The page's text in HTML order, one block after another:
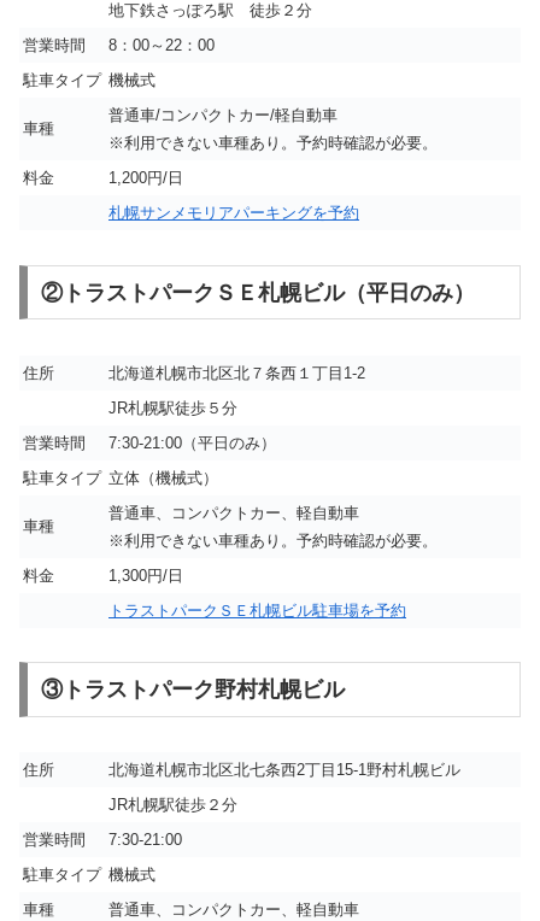
地下鉄さっぽろ駅 徒歩２分
営業時間
8：00～22：00
駐車タイプ 機械式
車種
普通車/コンパクトカー/軽自動車
※利用できない車種あり。予約時確認が必要。
料金
1,200円/日
札幌サンメモリアパーキングを予約
②トラストパークＳＥ札幌ビル（平日のみ）
住所
北海道札幌市北区北７条西１丁目1-2
JR札幌駅徒歩５分
営業時間
7:30-21:00（平日のみ）
駐車タイプ 立体（機械式）
車種
普通車、コンパクトカー、軽自動車
※利用できない車種あり。予約時確認が必要。
料金
1,300円/日
トラストパークＳＥ札幌ビル駐車場を予約
③トラストパーク野村札幌ビル
住所
北海道札幌市北区北七条西2丁目15-1野村札幌ビル
JR札幌駅徒歩２分
営業時間
7:30-21:00
駐車タイプ 機械式
車種
普通車、コンパクトカー、軽自動車